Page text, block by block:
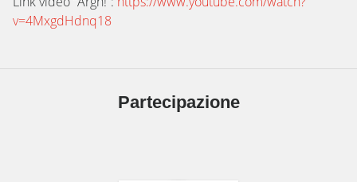
v=4MxgdHdnq18
Partecipazione